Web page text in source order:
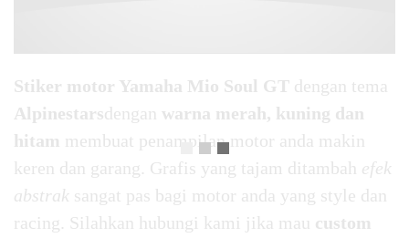
Stiker motor Yamaha Mio Soul GT dengan tema
Alpinestarsdengan warna merah, kuning dan
hitam membuat penampilan motor anda makin
keren dan garang. Grafis yang tajam ditambah efek
abstrak sangat pas bagi motor anda yang style dan
racing. Silahkan hubungi kami jika mau custom